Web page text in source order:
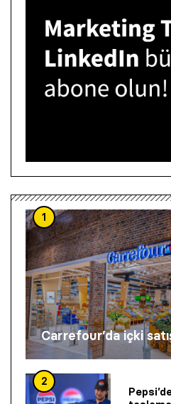
1
Carrefour’da içki
2